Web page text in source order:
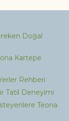
Doğal
Kartepe
Rehberi
Tatil Deneyimi
Teona